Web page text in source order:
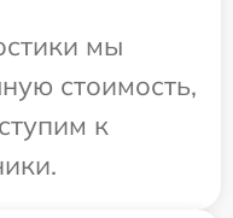
мы
стоимость,
к